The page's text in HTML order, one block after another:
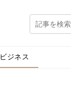
ビジネス